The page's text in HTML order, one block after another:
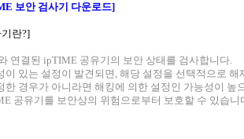
보안 검사기 다운로드]
란?]
연결된 ipTIME 공유기의 보안 상태를 검사합니다.
이 있는 설정이 발견되면, 해당 설정을 선택적으로
한 경우가 아니라면 해킹에 의한 설정인 가능성이 높
공유기를 보안상의 위험으로부터 보호할 수 있습니